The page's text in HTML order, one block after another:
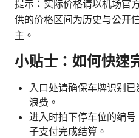
提示：实际价格请以机场官
供的价格区间为历史与公开
主。
小贴士：如何快速
入口处请确保车牌识别
浪费。
进入时拍下停车位的编
子支付完成结算。